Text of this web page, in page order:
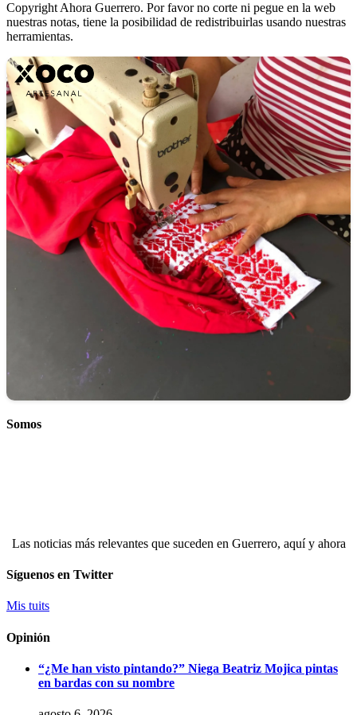
Copyright Ahora Guerrero. Por favor no corte ni pegue en la web
nuestras notas, tiene la posibilidad de redistribuirlas usando nuestras
herramientas.
Somos
Las noticias más relevantes que suceden en Guerrero, aquí y ahora
Síguenos en Twitter
Mis tuits
Opinión
“¿Me han visto pintando?” Niega Beatriz Mojica pintas
en bardas con su nombre